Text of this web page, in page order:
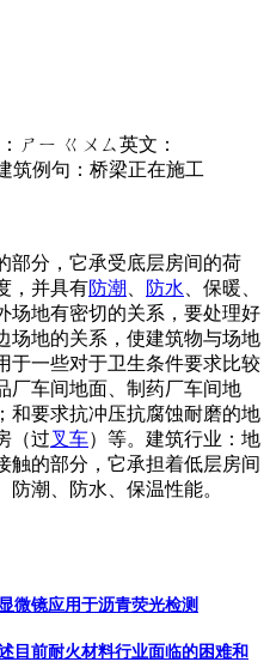
ㄕㄧ ㄍㄨㄙ英文：
筑例句：桥梁正在施工
部分，它承受底层房间的荷
，并具有防潮 防水 、保暖、
场地有密切的关系，要处理好
场地的关系，使建筑物与场地
于一些对于卫生条件要求比较
厂车间地面、制药厂车间地
和要求抗冲压抗腐蚀耐磨的地
（过叉车）等。建筑行业：地
触的部分，它承担着低层房间
潮、防水、保温性能。
微镜应用于沥青荧光检测
目前耐火材料行业面临的困难和